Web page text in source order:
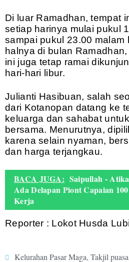
Di luar Ramadhan, tempat
setiap harinya mulai pukul
sampai pukul 23.00 malam
halnya di bulan
ini juga tetap ramai
hari-hari libur.
Julianti Hasibuan, salah
dari Kotanopan datang ke
keluarga dan sahabat
bersama. Menurutnya,
karena selain nyaman,
dan harga terjangkau.
BACA JUGA: Saipullah -
Ada Delapan Piont Capaian
Kerja
Reporter : Lokot Husda
Kelurahan Pasar Maga, Takjil puasa